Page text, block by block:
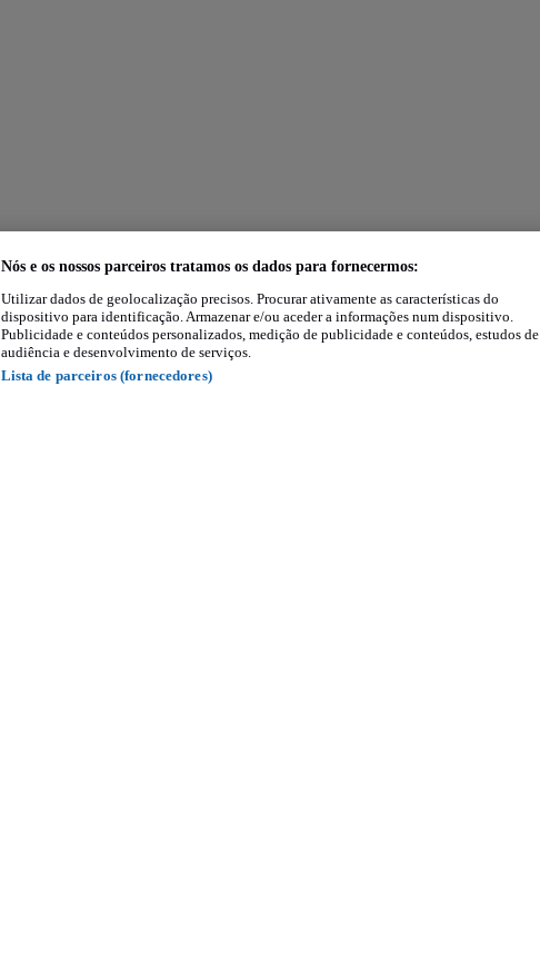
Nós e os nossos parceiros tratamos os dados para fornecermos:
Utilizar dados de geolocalização precisos. Procurar ativamente as características do
dispositivo para identificação. Armazenar e/ou aceder a informações num dispositivo.
Publicidade e conteúdos personalizados, medição de publicidade e conteúdos, estudos de
audiência e desenvolvimento de serviços.
Lista de parceiros (fornecedores)